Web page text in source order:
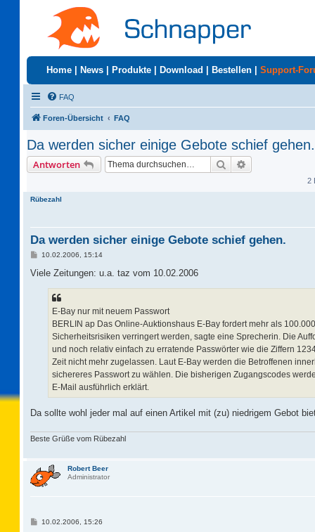
Home News Produkte Download Bestellen Support-
FAQ
Foren-Übersicht FAQ
Da werden sicher einige Gebote schief gehen.
Antworten Suche
2
Rübezahl
Da werden sicher einige Gebote schief gehen.
B
i
10.02.2006, 15:14
Viele Zeitungen: u.a. taz vom 10.02.2006
E-Bay nur mit neuem Passwort
BERLIN ap Das Online-Auktionshaus E-Bay fordert mehr als
Sicherheitsrisiken verringert werden, sagte eine Sprecherin. Die
und noch relativ einfach zu erratende Passwörter wie die Ziffern
Zeit nicht mehr zugelassen. Laut E-Bay werden die Betroffenen
sichereres Passwort zu wählen. Die bisherigen Zugangscodes
E-Mail ausführlich erklärt.
Da sollte wohl jeder mal auf einen Artikel mit (zu) niedrigem Gebot
Beste Grüße vom Rübezahl
Robert Beer
Administrator
B10.02.2006, 15:26